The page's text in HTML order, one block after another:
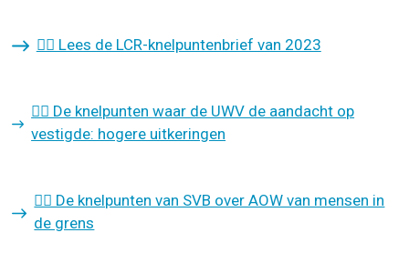
👉🏽 Lees de LCR-knelpuntenbrief van 2023
👉🏽 De knelpunten waar de UWV de aandacht op
vestigde: hogere uitkeringen
👉🏽 De knelpunten van SVB over AOW van mensen in
de grens